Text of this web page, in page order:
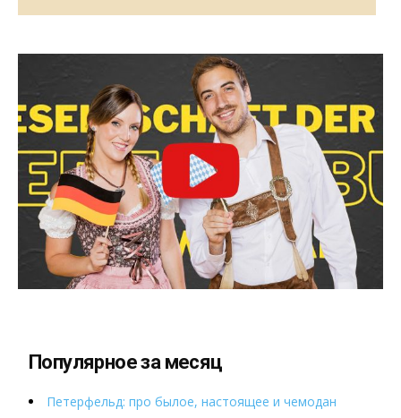
Популярное за месяц
Петерфельд: про былое, настоящее и чемодан